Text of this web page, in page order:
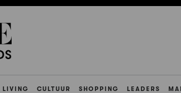
LIVING CULTUUR SHOPPING LEADERS